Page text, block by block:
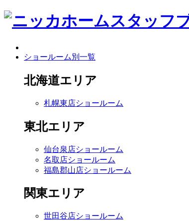
ショールーム別一覧
北海道エリア
札幌東店ショールーム
東北エリア
仙台泉店ショールーム
名取店ショールーム
福島郡山店ショールーム
関東エリア
世田谷店ショールーム